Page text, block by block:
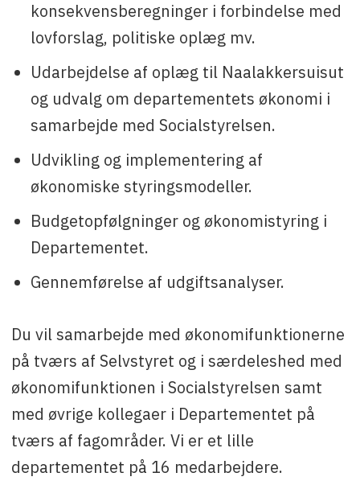
konsekvensberegninger i forbindelse med
lovforslag, politiske oplæg mv.
Udarbejdelse af oplæg til Naalakkersuisut
og udvalg om departementets økonomi i
samarbejde med Socialstyrelsen.
Udvikling og implementering af
økonomiske styringsmodeller.
Budgetopfølgninger og økonomistyring i
Departementet.
Gennemførelse af udgiftsanalyser.
Du vil samarbejde med økonomifunktionerne
på tværs af Selvstyret og i særdeleshed med
økonomifunktionen i Socialstyrelsen samt
med øvrige kollegaer i Departementet på
tværs af fagområder. Vi er et lille
departementet på 16 medarbejdere.